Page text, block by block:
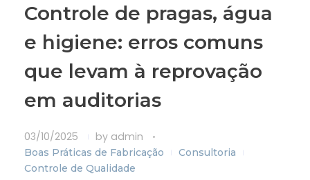
Controle de pragas, água
e higiene: erros comuns
que levam à reprovação
em auditorias
03/10/2025 by admin
Boas Práticas de Fabricação
Consultoria
Controle de Qualidade